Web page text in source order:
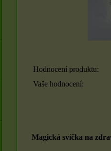
Hodnocení produktu:
Vaše hodnocení:
Magická svíčka na